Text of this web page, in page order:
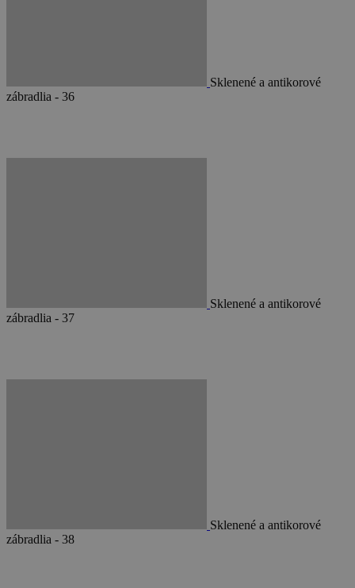
Sklenené a antikorové
zábradlia - 36
Sklenené a antikorové
zábradlia - 37
Sklenené a antikorové
zábradlia - 38